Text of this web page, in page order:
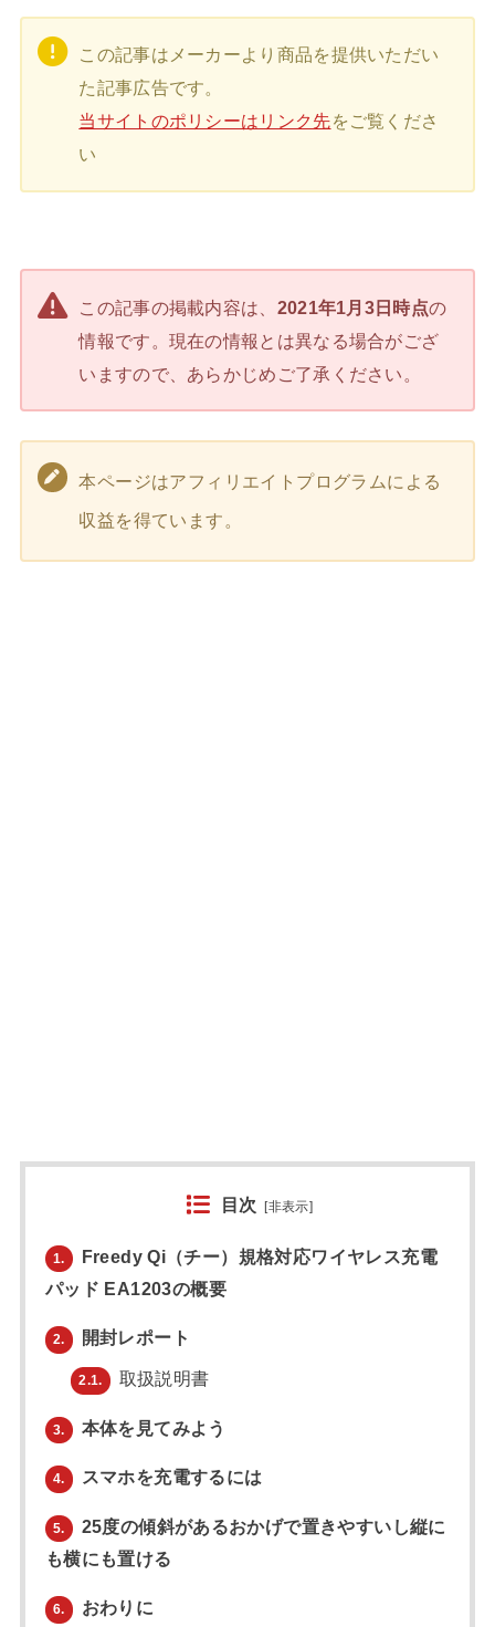
この記事はメーカーより商品を提供いただい
た記事広告です。
当サイトのポリシーはリンク先をご覧くださ
い
この記事の掲載内容は、 2021年1月3日時点の
情報です。現在の情報とは異なる場合がござ
いますので、あらかじめご了承ください。
本ページはアフィリエイトプログラムによる
収益を得ています。
目次 [非表示]
1.
Freedy Qi（チー）規格対応ワイヤレス充電
パッド EA1203の概要
2. 開封レポート
2.1. 取扱説明書
3. 本体を見てみよう
4. スマホを充電するには
5.
25度の傾斜があるおかげで置きやすいし縦に
も横にも置ける
6. おわりに